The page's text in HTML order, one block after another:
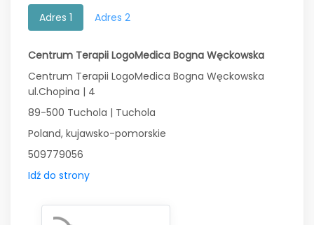
Adres 1 Adres 2
Centrum Terapii LogoMedica Bogna Węckowska
Centrum Terapii LogoMedica Bogna Węckowska
ul.Chopina | 4
89-500 Tuchola | Tuchola
Poland, kujawsko-pomorskie
509779056
Idź do strony